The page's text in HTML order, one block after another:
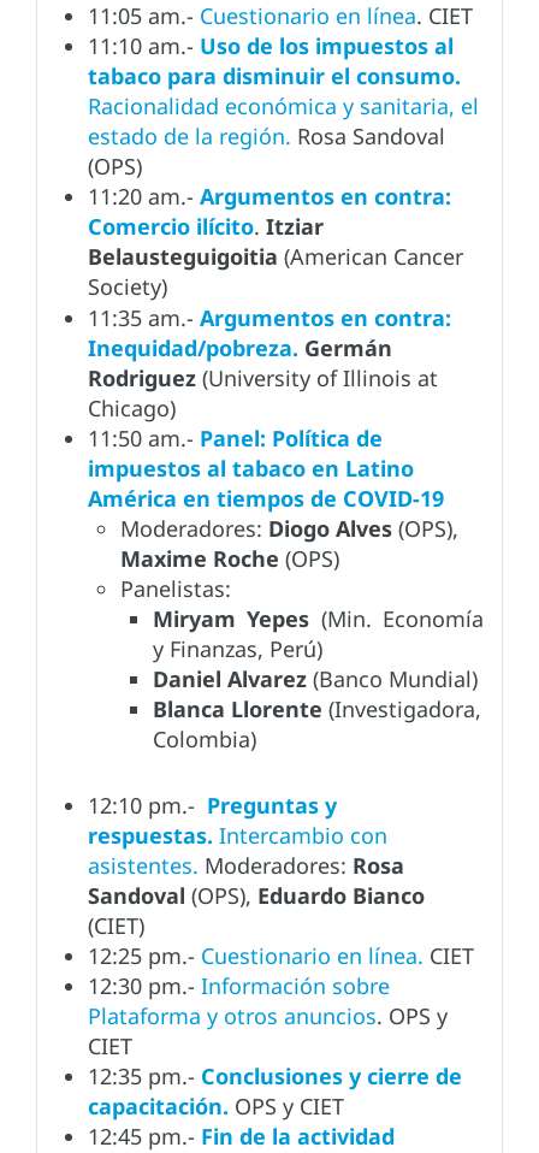
11:05 am.- Cuestionario en línea. CIET
11:10 am.- Uso de los impuestos al
tabaco para disminuir el consumo.
Racionalidad económica y sanitaria, el
estado de la región. Rosa Sandoval
(OPS)
11:20 am.- Argumentos en contra:
Comercio ilícito. Itziar
Belausteguigoitia (American Cancer
Society)
11:35 am.- Argumentos en contra:
Inequidad/pobreza. Germán
Rodriguez (University of Illinois at
Chicago)
11:50 am.- Panel: Política de
impuestos al tabaco en Latino
América en tiempos de COVID-19
Moderadores: Diogo Alves (OPS),
Maxime Roche (OPS)
Panelistas:
Miryam Yepes (Min. Economía
y Finanzas, Perú)
Daniel Alvarez (Banco Mundial)
Blanca Llorente (Investigadora,
Colombia)
12:10 pm.- Preguntas y
respuestas. Intercambio con
asistentes. Moderadores: Rosa
Sandoval (OPS), Eduardo Bianco
(CIET)
12:25 pm.- Cuestionario en línea. CIET
12:30 pm.- Información sobre
Plataforma y otros anuncios. OPS y
CIET
12:35 pm.- Conclusiones y cierre de
capacitación. OPS y CIET
12:45 pm.- Fin de la actividad